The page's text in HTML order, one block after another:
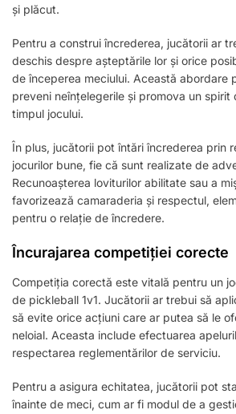
și plăcut.
Pentru a construi încrederea, jucătorii ar
deschis despre așteptările lor și orice
de începerea meciului. Această abordare
preveni neînțelegerile și promova un spirit
timpul jocului.
În plus, jucătorii pot întări încrederea prin
jocurilor bune, fie că sunt realizate de
Recunoașterea loviturilor abilitate sau a
favorizează camaraderia și respectul,
pentru o relație de încredere.
Încurajarea competiției corecte
Competiția corectă este vitală pentru un
de pickleball 1v1. Jucătorii ar trebui să
să evite orice acțiuni care ar putea să le
neloial. Aceasta include efectuarea
respectarea reglementărilor de serviciu.
Pentru a asigura echitatea, jucătorii pot
înainte de meci, cum ar fi modul de a